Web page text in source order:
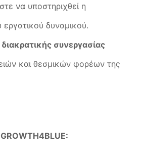
να υποστηριχθεί η
δυναμικού.
συνεργασίας
και θεσμικών φορέων της